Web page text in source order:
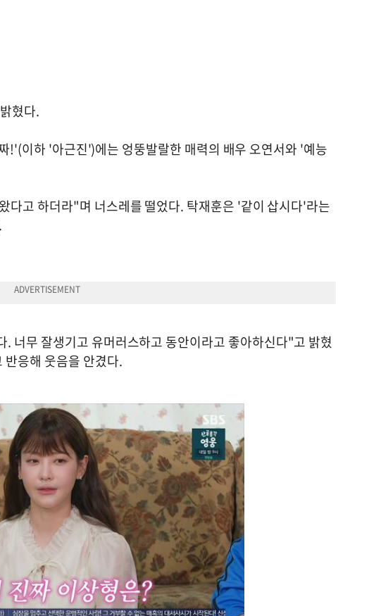
혔다.
!'(이하 '아근진')에는 엉뚱발랄한 매력의 배우 오연서와 '예능
다고 하더라"며 너스레를 떨었다. 탁재훈은 '같이 삽시다'라는
너무 잘생기고 유머러스하고 동안이라고 좋아하신다"고 밝혔
응해 웃음을 안겼다.